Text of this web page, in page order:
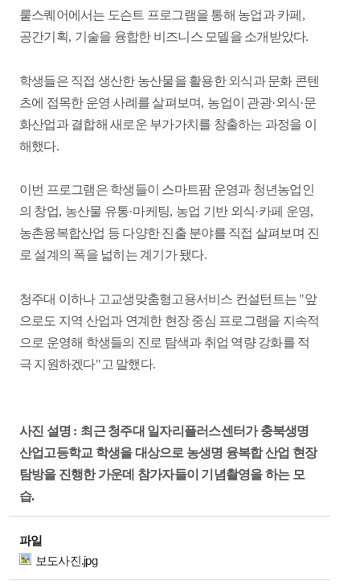
뤁스퀘어에서는 도슨트 프로그램을 통해 농업과 카페 ,
공간기획, 기술을 융합한 비즈니스 모델을 소개받았다.
학생들은 직접 생산한 농산물을 활용한 외식과 문화 콘텐
츠에 접목한 운영 사례를 살펴보며, 농업이 관광·외식·문
화산업과 결합해 새로운 부가가치를 창출하는 과정을 이
해했다.
이번 프로그램은 학생들이 스마트팜 운영과 청년농업인
의 창업, 농산물 유통·마케팅, 농업 기반 외식·카페 운영,
농촌융복합산업 등 다양한 진출 분야를 직접 살펴보며 진
로 설계의 폭을 넓히는 계기가 됐다.
청주대 이하나 고교생맞춤형고용서비스 컨설턴트는 "앞
으로도 지역 산업과 연계한 현장 중심 프로그램을 지속적
으로 운영해 학생들의 진로 탐색과 취업 역량 강화를 적
극 지원하겠다"고 말했다.
사진 설명 : 최근 청주대 일자리플러스센터가 충북생명
산업고등학교 학생을 대상으로 농생명 융복합 산업 현장
탐방을 진행한 가운데 참가자들이 기념촬영을 하는 모
습.
파일
보도사진.jpg